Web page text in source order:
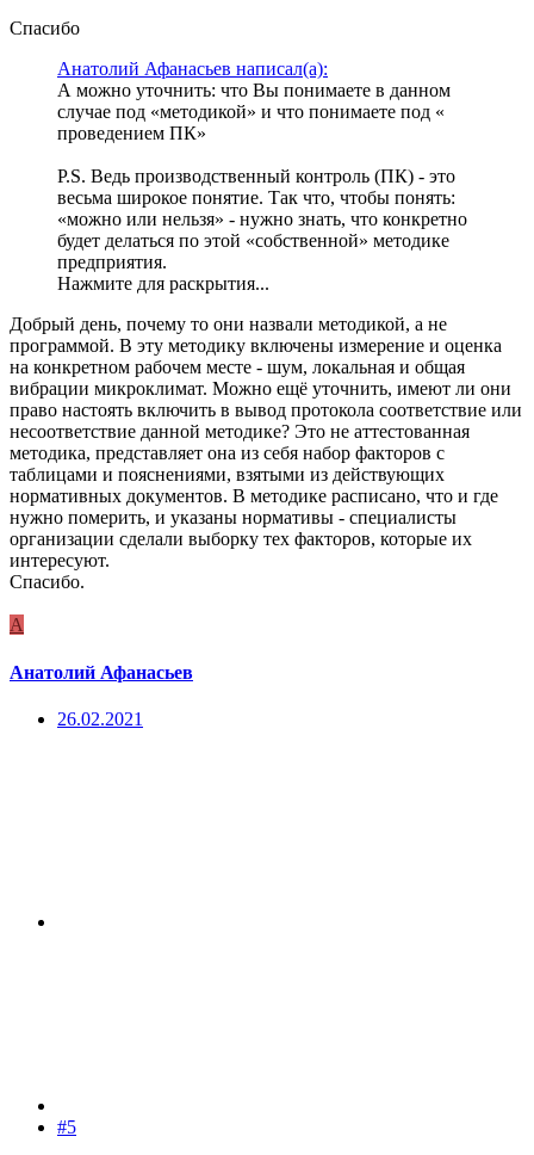
Спасибо
Анатолий Афанасьев написал(а):
А можно уточнить: что Вы понимаете в данном
случае под «методикой» и что понимаете под «
проведением ПК»
P.S. Ведь производственный контроль (ПК) - это
весьма широкое понятие. Так что, чтобы понять:
«можно или нельзя» - нужно знать, что конкретно
будет делаться по этой «собственной» методике
предприятия.
Нажмите для раскрытия...
Добрый день, почему то они назвали методикой, а не
программой. В эту методику включены измерение и оценка
на конкретном рабочем месте - шум, локальная и общая
вибрации микроклимат. Можно ещё уточнить, имеют ли они
право настоять включить в вывод протокола соответствие или
несоответствие данной методике? Это не аттестованная
методика, представляет она из себя набор факторов с
таблицами и пояснениями, взятыми из действующих
нормативных документов. В методике расписано, что и где
нужно померить, и указаны нормативы - специалисты
организации сделали выборку тех факторов, которые их
интересуют.
Спасибо.
А
Анатолий Афанасьев
26.02.2021
#5